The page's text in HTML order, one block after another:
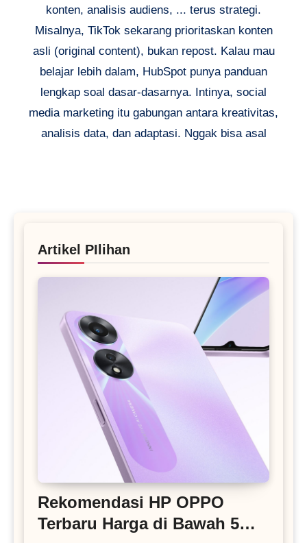
konten, analisis audiens, ... terus strategi.
Misalnya, TikTok sekarang prioritaskan konten
asli (original content), bukan repost. Kalau mau
belajar lebih dalam, HubSpot punya panduan
lengkap soal dasar-dasarnya. Intinya, social
media marketing itu gabungan antara kreativitas,
analisis data, dan adaptasi. Nggak bisa asal
Artikel PIlihan
Rekomendasi HP OPPO
Terbaru Harga di Bawah 5